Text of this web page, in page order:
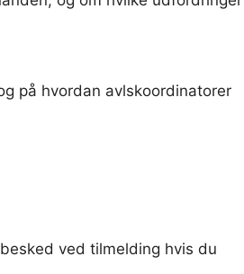
på hvordan avlskoordinatorer
ved tilmelding hvis du